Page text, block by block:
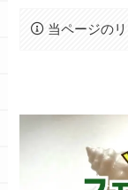
当ページの